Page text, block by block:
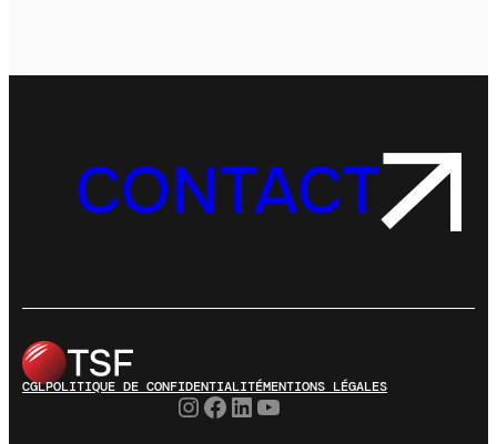
CONTACT
CGLPOLITIQUE DE CONFIDENTIALITÉMENTIONS LÉGALES
Instagram
Facebook
LinkedIn
YouTube